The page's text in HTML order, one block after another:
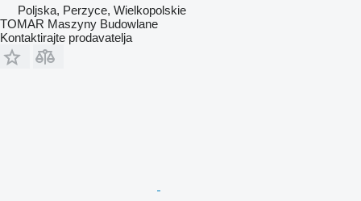
Poljska, Perzyce, Wielkopolskie
TOMAR Maszyny Budowlane
Kontaktirajte prodavatelja